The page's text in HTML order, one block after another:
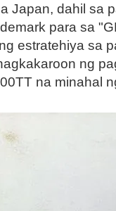
Japan, dahil sa
para sa
estratehiya sa
ng
na minahal